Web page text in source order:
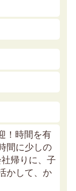
！時間を有
間に少しの
帰りに、子
かして、か